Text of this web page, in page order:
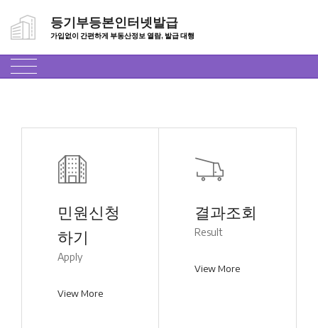
등기부등본인터넷발급
가입없이 간편하게 부동산정보 열람, 발급 대행
민원신청
하기
Apply
View More
결과조회
Result
View More